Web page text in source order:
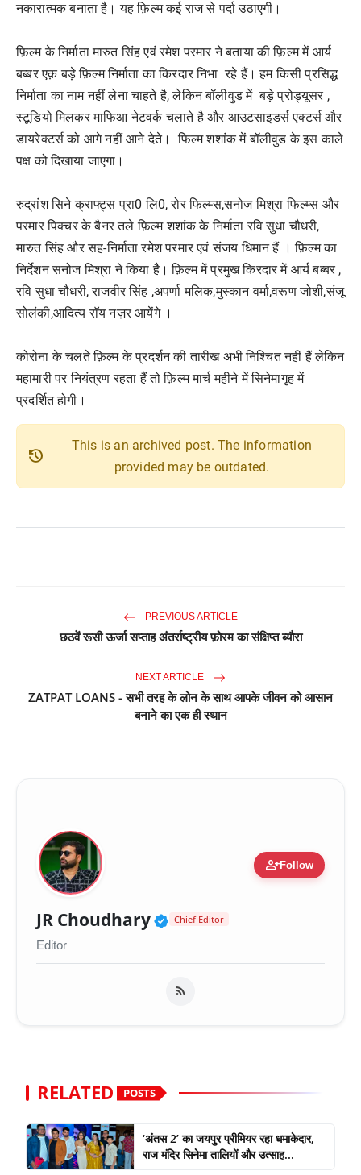
नकारात्मक बनाता है। यह फ़िल्म कई राज से पर्दा उठाएगी।
फ़िल्म के निर्माता मारुत सिंह एवं रमेश परमार ने बताया की फ़िल्म में आर्य
बब्बर एक़ बड़े फ़िल्म निर्माता का किरदार निभा रहे हैं। हम किसी प्रसिद्ध
निर्माता का नाम नहीं लेना चाहते है, लेकिन बॉलीवुड में बड़े प्रोड्यूसर ,
स्टूडियो मिलकर माफिआ नेटवर्क चलाते है और आउटसाइडर्स एक्टर्स और
डायरेक्टर्स को आगे नहीं आने देते। फिल्म शशांक में बॉलीवुड के इस काले
पक्ष को दिखाया जाएगा।
रुद्रांश सिने क्राफ्ट्स प्रा0 लि0, रोर फिल्म्स,सनोज मिश्रा फिल्म्स और
परमार पिक्चर के बैनर तले फ़िल्म शशांक के निर्माता रवि सुधा चौधरी,
मारुत सिंह और सह-निर्माता रमेश परमार एवं संजय धिमान हैं । फ़िल्म का
निर्देशन सनोज मिश्रा ने किया है। फ़िल्म में प्रमुख किरदार में आर्य बब्बर ,
रवि सुधा चौधरी, राजवीर सिंह ,अपर्णा मलिक,मुस्कान वर्मा,वरूण जोशी,संजू
सोलंकी,आदित्य राॅय नज़र आयेंगे ।
कोरोना के चलते फ़िल्म के प्रदर्शन की तारीख अभी निश्चित नहीं हैं लेकिन
महामारी पर नियंत्रण रहता हैं तो फ़िल्म मार्च महीने में सिनेमागृह में
प्रदर्शित होगी।
history
This is an archived post. The information
provided may be outdated.
PREVIOUS ARTICLE
छठवें रूसी ऊर्जा सप्ताह अंतर्राष्ट्रीय फ़ोरम का संक्षिप्त ब्यौरा
NEXT ARTICLE
ZATPAT LOANS - सभी तरह के लोन के साथ आपके जीवन को आसान
बनाने का एक ही स्थान
person_addFollow
JR Choudhary Verified Public Figure
Chief Editor
Editor
RELATED POSTS
‘अंतस 2’ का जयपुर प्रीमियर रहा धमाकेदार,
राज मंदिर सिनेमा तालियों और उत्साह...